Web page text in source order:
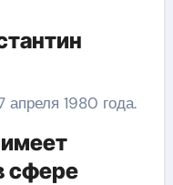
апреля 1980 года.
сфере